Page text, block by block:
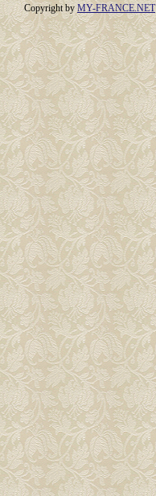
Copyright byMY-FRANCE.NET